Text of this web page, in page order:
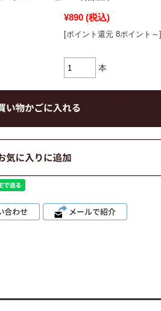
¥890 (税込)
[ポイント還元 8ポイント～]
本